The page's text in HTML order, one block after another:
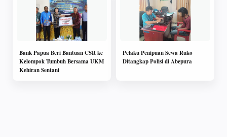
Bank Papua Beri Bantuan CSR ke
Kelompok Tumbuh Bersama UKM
Kehiran Sentani
Pelaku Penipuan Sewa Ruko
Ditangkap Polisi di Abepura